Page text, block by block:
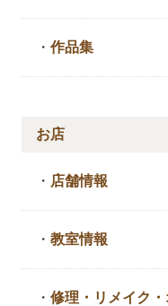
・作品集
お店
・ 店舗情報
・教室情報
・修理・リメイク・